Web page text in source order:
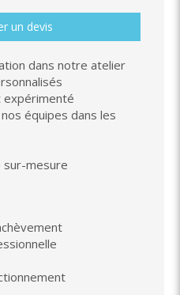
un devis
dans notre atelier
expérimenté
équipes dans les
sur-mesure